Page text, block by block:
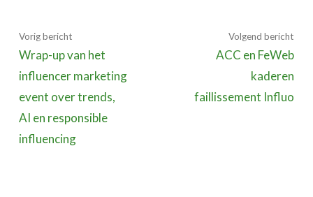
Vorig bericht
Wrap-up van het
influencer marketing
event over trends,
AI en responsible
influencing
Volgend bericht
ACC en FeWeb
kaderen
faillissement Influo